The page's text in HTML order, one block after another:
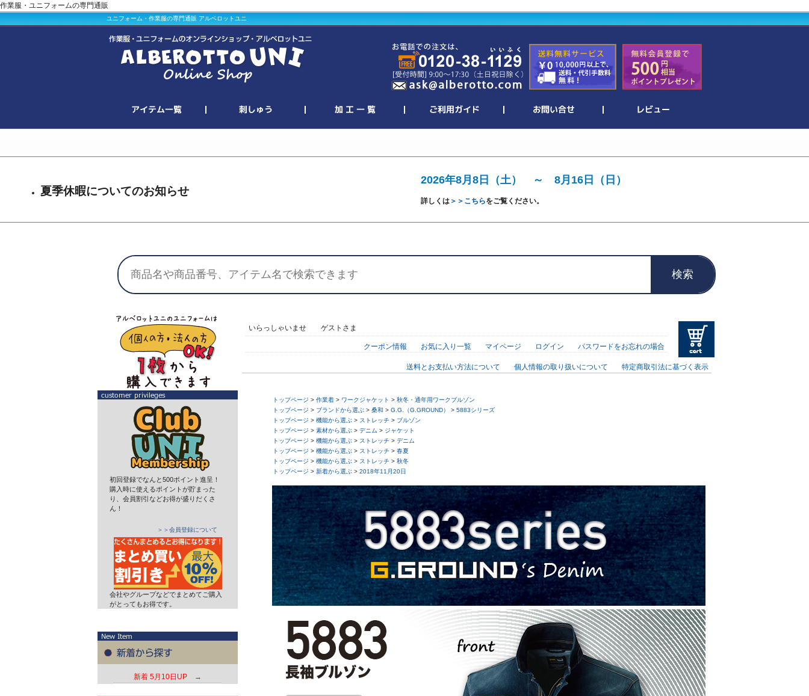
作業服・ユニフォームの専門通販
ユニフォーム・作業服の専門通販 アルベロットユニ
夏季休暇についてのお知らせ
2026年8月8日（土） ～ 8月16日（日）
詳しくは＞＞こちらをご覧ください。
検索
初回登録でなんと500ポイント進呈！
購入時に使えるポイントが貯まった
り、会員割引などお得が盛りだくさ
ん！
＞＞会員登録について
会社やグループなどでまとめてご購入
がとってもお得です。
新着 5月10日UP →
いらっしゃいませ ゲストさま
クーポン情報 お気に入り一覧 マイページ ログイン パスワードをお忘れの場合
送料とお支払い方法について 個人情報の取り扱いについて 特定商取引法に基づく表示
トップページ > 作業着 > ワークジャケット > 秋冬・通年用ワークブルゾン
トップページ > ブランドから選ぶ > 桑和 > G.G.（G.GROUND） > 5883シリーズ
トップページ > 機能から選ぶ > ストレッチ > ブルゾン
トップページ > 素材から選ぶ > デニム > ジャケット
トップページ > 機能から選ぶ > ストレッチ > デニム
トップページ > 機能から選ぶ > ストレッチ > 春夏
トップページ > 機能から選ぶ > ストレッチ > 秋冬
トップページ > 新着から選ぶ > 2018年11月20日